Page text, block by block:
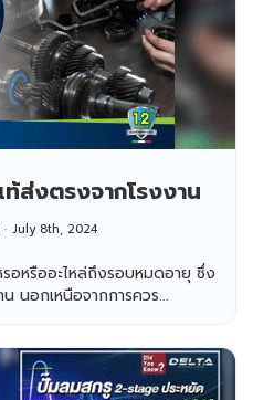
ส่งตรงจากโรงงาน
July 8th, 2024
อหรืออะไหล่ถึงรอบหมดอายุ ซึ่ง
นอกเหนือจากการควร...